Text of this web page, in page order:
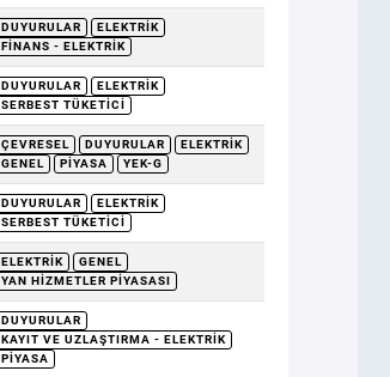
DUYURULAR
ELEKTRIK
FINANS - ELEKTRIK
DUYURULAR
ELEKTRIK
SERBEST TÜKETICI
ÇEVRESEL DUYURULAR
ELEKTRIK
GENEL
PIYASA YEK-G
DUYURULAR
ELEKTRIK
SERBEST TÜKETICI
ELEKTRIK
GENEL
YAN HIZMETLER PIYASASI
DUYURULAR
KAYIT VE UZLAŞTIRMA - ELEKTRIK
PIYASA